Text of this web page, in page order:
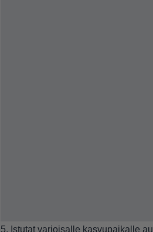
5. Istutat varjoisalle kasvupaikalle